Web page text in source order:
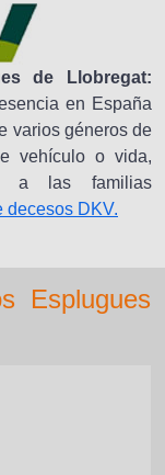
de Llobregat:
en España
varios géneros de
vehículo o vida,
a las familias
decesos DKV.
Esplugues